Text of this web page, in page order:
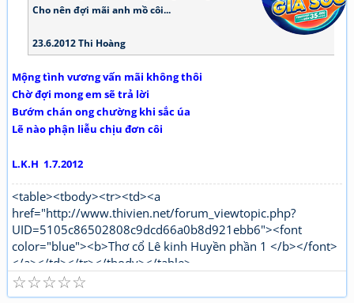
Cho nên đợi mãi anh mồ côi...
23.6.2012 Thi Hoàng
Mộng tình vương vấn mãi không thôi
Chờ đợi mong em sẽ trả lời
B­ướm chán ong chường khi sắc úa
Lẽ nào phận liễu chịu đơn côi
L.K.H 1.7.2012
<table><tbody><tr><td><a
href="http://www.thivien.net/forum_viewtopic.php?
UID=5105c86502808c9dcd66a0b8d921ebb6"><font
color="blue"><b>Thơ cổ Lê kinh Huyền phần 1 </b></font>
</a></td></tr></tbody></table>
"http://www.thivien.net/forum_viewtopic.php?
UID=bkDYrcuJOSk9GouaL4BqFQ"><font color="red">
☆
☆
☆
☆
☆